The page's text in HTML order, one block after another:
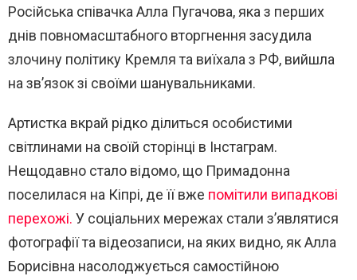
Російська співачка Алла Пугачова, яка з перших
днів повномасштабного вторгнення засудила
злочину політику Кремля та виїхала з РФ, вийшла
на зв’язок зі своїми шанувальниками.
Артистка вкрай рідко ділиться особистими
світлинами на своїй сторінці в Інстаграм.
Нещодавно стало відомо, що Примадонна
поселилася на Кіпрі, де її вже помітили випадкові
перехожі. У соціальних мережах стали з’являтися
фотографії та відеозаписи, на яких видно, як Алла
Борисівна насолоджується самостійною